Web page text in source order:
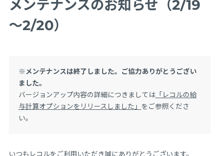
メンテナンスのお知らせ（2/19
～2/20）
※メンテナンスは終了しました。ご協力ありがとうござい
ました。
バージョンアップ内容の詳細につきましては「レコルの給
与計算オプションをリリースしました」 をご参照くださ
い。
いつもレコルをご利用いただき誠にありがとうございます。